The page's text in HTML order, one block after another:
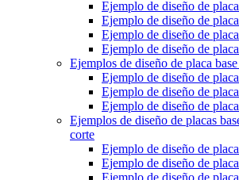
Ejemplo de diseño de
Ejemplo de diseño de
Ejemplo de diseño de
Ejemplo de diseño de
Ejemplos de diseño de placa
Ejemplo de diseño de
Ejemplo de diseño de
Ejemplo de diseño de
Ejemplos de diseño de placas
corte
Ejemplo de diseño de
Ejemplo de diseño de